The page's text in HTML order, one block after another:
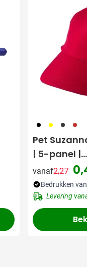
001 006 007 008
Pet
| 5-panel |
vanaf2,27
Bedrukken
Levering